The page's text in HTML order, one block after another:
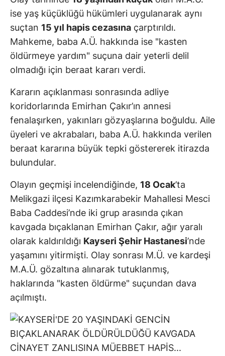
ise yaş küçüklüğü hükümleri uygulanarak aynı
suçtan 15 yıl hapis cezasına çarptırıldı.
Mahkeme, baba A.Ü. hakkında ise "kasten
öldürmeye yardım" suçuna dair yeterli delil
olmadığı için beraat kararı verdi.
Kararın açıklanması sonrasında adliye
koridorlarında Emirhan Çakır’ın annesi
fenalaşırken, yakınları gözyaşlarına boğuldu. Aile
üyeleri ve akrabaları, baba A.Ü. hakkında verilen
beraat kararına büyük tepki göstererek itirazda
bulundular.
Olayın geçmişi incelendiğinde, 18 Ocak’ta
Melikgazi ilçesi Kazımkarabekir Mahallesi Mesci
Baba Caddesi’nde iki grup arasında çıkan
kavgada bıçaklanan Emirhan Çakır, ağır yaralı
olarak kaldırıldığı Kayseri Şehir Hastanesi’nde
yaşamını yitirmişti. Olay sonrası M.Ü. ve kardeşi
M.A.Ü. gözaltına alınarak tutuklanmış,
haklarında "kasten öldürme" suçundan dava
açılmıştı.